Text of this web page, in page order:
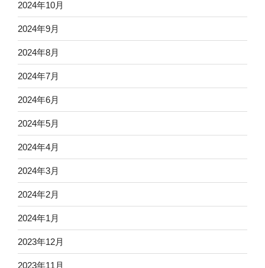
2024年10月
2024年9月
2024年8月
2024年7月
2024年6月
2024年5月
2024年4月
2024年3月
2024年2月
2024年1月
2023年12月
2023年11月